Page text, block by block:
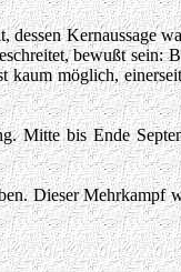
Kernaussage
bewußt sein:
möglich,
Mitte bis Ende
Dieser